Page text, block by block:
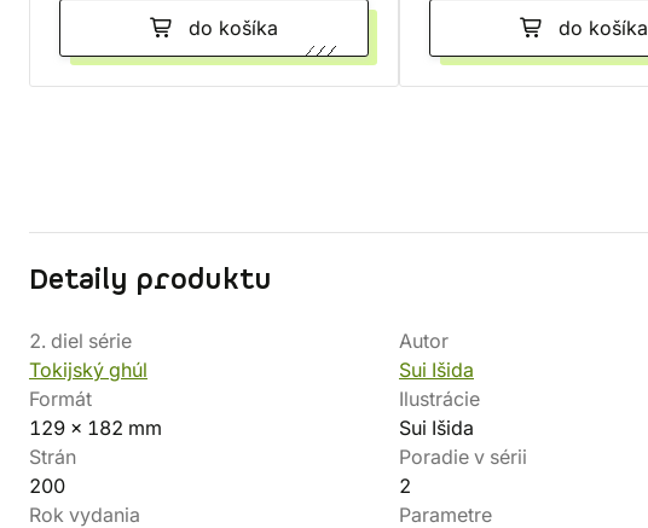
do košíka do košíka
Detaily produktu
2. diel série
Tokijský ghúl
Autor
Sui Išida
Formát
129 x 182 mm
Ilustrácie
Sui Išida
Strán
200
Poradie v sérii
2
Rok vydania
Parametre